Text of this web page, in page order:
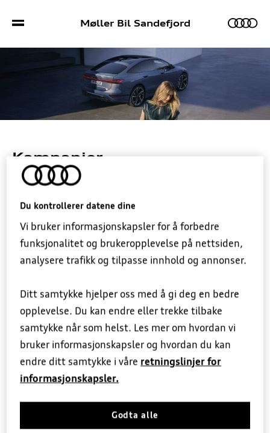
Møller Bil Sandefjord
Bestill prøvekjøring
Bruktbil
Lagerbiler
Firmabil
Prislister
Finansiering
Forsikring
Kampanjer
Verkstedtjenester
Bestill verkstedtime
5+ Originalservice
EU-kontroll
Dekkhotell
Ruteservice
Kontakt
Kampanjer
– Alltid et godt tilbud på din neste Audi
Frem til 31. august har vi sommerkampanje
på våre mest attraktive modeller.Sjekk våre
tilbud på helt nye Q4 e-tron, samt A6 e-tron
og Q6 e-tron – begge med økt standardutstyr
dag!
Du kontrollerer datene dine
Vi bruker informasjonskapsler for å forbedre
funksjonalitet og brukeropplevelse på nettsiden,
analysere trafikk og tilpasse innhold og annonser.
Ditt samtykke hjelper oss med å gi deg en bedre
opplevelse. Du kan endre eller trekke tilbake
samtykke når som helst. Les mer om hvordan vi
bruker informasjonskapsler og hvordan du kan
endre ditt samtykke i våre retningslinjer for
informasjonskapsler.
Godta alle